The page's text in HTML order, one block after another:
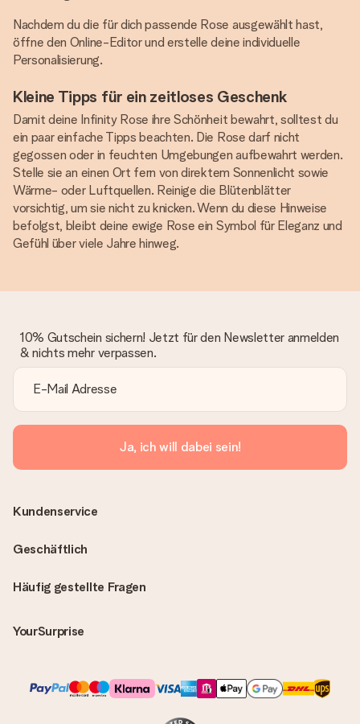
Nachdem du die für dich passende Rose ausgewählt hast,
öffne den Online-Editor und erstelle deine individuelle
Personalisierung.
Kleine Tipps für ein zeitloses Geschenk
Damit deine Infinity Rose ihre Schönheit bewahrt, solltest du
ein paar einfache Tipps beachten. Die Rose darf nicht
gegossen oder in feuchten Umgebungen aufbewahrt werden.
Stelle sie an einen Ort fern von direktem Sonnenlicht sowie
Wärme- oder Luftquellen. Reinige die Blütenblätter
vorsichtig, um sie nicht zu knicken. Wenn du diese Hinweise
befolgst, bleibt deine ewige Rose ein Symbol für Eleganz und
Gefühl über viele Jahre hinweg.
10% Gutschein sichern! Jetzt für den Newsletter anmelden
& nichts mehr verpassen.
Ja, ich will dabei sein!
Häufig gestellte Fragen
YourSurprise
Kundenservice
Geschäftlich